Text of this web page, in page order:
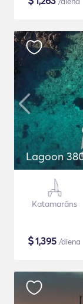
Lagoon
Katamarāns
$1,395 /diena